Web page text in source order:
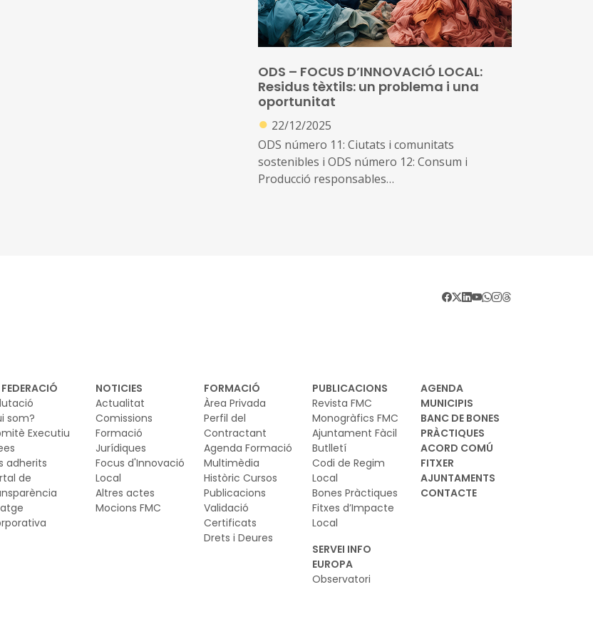
paisatge
ODS – FOCUS D’INNOVACIÓ LOCAL:
Residus tèxtils: un problema i una
oportunitat
● 22/12/2025
ODS número 11: Ciutats i comunitats
sostenibles i ODS número 12: Consum i
Producció responsables
de Residus ara vol posa remei) però l'altra és la
siguin poc eficients
som?
Executiu
adherits
de
NOTICIES
Actualitat
Comissions
Formació
Jurídiques
Focus d'Innovació
Local
Altres actes
Mocions FMC
FORMACIÓ
Àrea Privada
Perfil del
Contractant
Agenda Formació
Multimèdia
Històric Cursos
Publicacions
Validació
Certificats
Drets i Deures
PUBLICACIONS
Revista FMC
Monogràfics FMC
Ajuntament Fàcil
Butlletí
Codi de Regim
Local
Bones Pràctiques
Fitxes d’Impacte
Local
SERVEI INFO
EUROPA
Observatori
AGENDA
MUNICIPIS
BANC DE BONES
PRÀCTIQUES
ACORD COMÚ
FITXER
AJUNTAMENTS
CONTACTE